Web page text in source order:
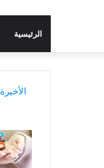
الرئيسية
الأخيرة